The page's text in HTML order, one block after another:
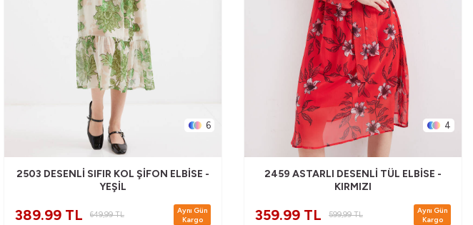
6
2503 DESENLI SIFIR KOL ŞIFON ELBISE -
YEŞIL
389.99 TL 649,99TL
Aynı Gün
Kargo
4
2459 ASTARLI DESENLI TÜL ELBISE -
KIRMIZI
359.99 TL 599,99TL
Aynı Gün
Kargo